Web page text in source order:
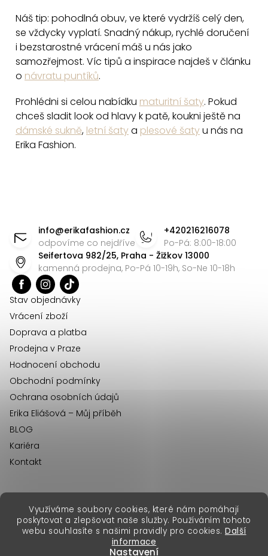
Využíváme soubory cookies, které nám pomáhají
poskytovat a zlepšovat naše služby. Používáním tohoto
webu souhlasíte s našimi pravidly pro cookies. Další
informace
Nastavení
i
s
u
Náš tip: pohodlná obuv, ve které vydržíš celý den,
se vždycky vyplatí. Snadný nákup, rychlé doručení
i bezstarostné vrácení máš u nás jako
samozřejmost. Víc tipů a inspirace najdeš v článku
o návratu puntíků.
Prohlédni si celou nabídku maturitní šaty. Pokud
chceš sladit look od hlavy k patě, koukni ještě na
dámské sukně, letní šatya plesové šatyu nás na
Erika Fashion.
info@erikafashion.cz
odpovíme co nejdříve
+420216216078
Po-Pá: 8:00-18:00
Seifertova 982/25, Praha - Žižkov 13000
kamenná prodejna, Po-Pá 10-19h, So-Ne 10-18h
Stav objednávky
Vrácení zboží
Doprava a platba
Prodejna v Praze
Hodnocení obchodu
Obchodní podmínky
Ochrana osobních údajů
Erika Eliášová – Můj příběh
BLOG
Kariéra
Kontakt
Vytvořil Shoptet Premium
Copyright 2026Erika Fashion. Všechna práva vyhrazena.
erikafashion.sk